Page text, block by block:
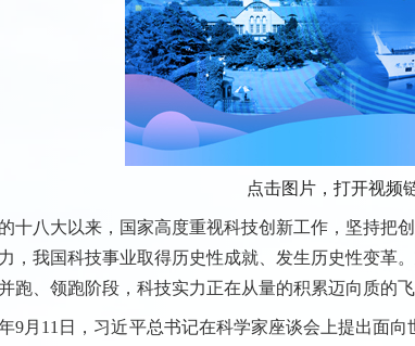
点击图片，打开视频
八大以来，国家高度重视科技创新工作，坚持把创
，我国科技事业取得历史性成就、发生历史性变革
跑、领跑阶段，科技实力正在从量的积累迈向质的飞
11日，习近平总书记在科学家座谈会上提出面向